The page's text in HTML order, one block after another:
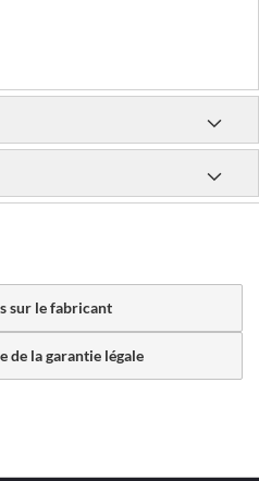
sur le fabricant
de la garantie légale